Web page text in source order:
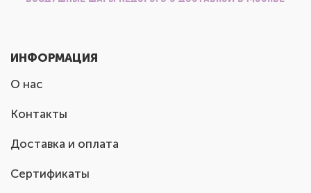
ИНФОРМАЦИЯ
О нас
Контакты
Доставка и оплата
Сертификаты